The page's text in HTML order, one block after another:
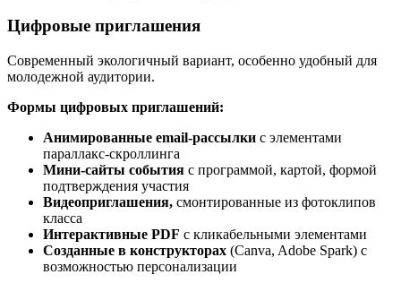
Цифровые приглашения
Современный экологичный вариант, особенно удобный для
молодежной аудитории.
Формы цифровых приглашений:
Анимированные email-рассылки с элементами
параллакс-скроллинга
Мини-сайты события с программой, картой, формой
подтверждения участия
Видеоприглашения, смонтированные из фотоклипов
класса
Интерактивные PDF с кликабельными элементами
Созданные в конструкторах (Canva, Adobe Spark) с
возможностью персонализации